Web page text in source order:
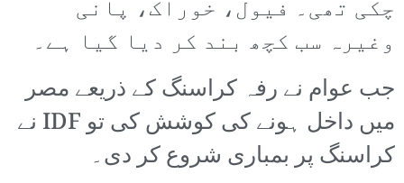
چکی تھی۔ فیول، خوراک، پانی
وغیرہ سب کچھ بند کر دیا گیا ہے۔
جب عوام نے رفہ کراسنگ کے ذریعے مصر
میں داخل ہونے کی کوشش کی تو IDF نے
کراسنگ پر بمباری شروع کر دی۔